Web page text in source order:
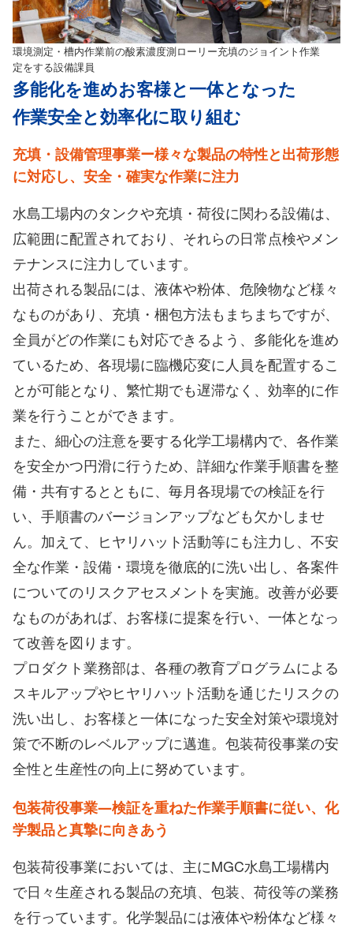
環境測定・槽内作業前の酸素濃度測
定をする設備課員
ローリー充填のジョイント作業
多能化を進めお客様と一体となった
作業安全と効率化に取り組む
充填・設備管理事業ー様々な製品の特性と出荷形態
に対応し、安全・確実な作業に注力
水島工場内のタンクや充填・荷役に関わる設備は、
広範囲に配置されており、それらの日常点検やメン
テナンスに注力しています。
出荷される製品には、液体や粉体、危険物など様々
なものがあり、充填・梱包方法もまちまちですが、
全員がどの作業にも対応できるよう、多能化を進め
ているため、各現場に臨機応変に人員を配置するこ
とが可能となり、繁忙期でも遅滞なく、効率的に作
業を行うことができます。
また、細心の注意を要する化学工場構内で、各作業
を安全かつ円滑に行うため、詳細な作業手順書を整
備・共有するとともに、毎月各現場での検証を行
い、手順書のバージョンアップなども欠かしませ
ん。加えて、ヒヤリハット活動等にも注力し、不安
全な作業・設備・環境を徹底的に洗い出し、各案件
についてのリスクアセスメントを実施。改善が必要
なものがあれば、お客様に提案を行い、一体となっ
て改善を図ります。
プロダクト業務部は、各種の教育プログラムによる
スキルアップやヒヤリハット活動を通じたリスクの
洗い出し、お客様と一体になった安全対策や環境対
策で不断のレベルアップに邁進。包装荷役事業の安
全性と生産性の向上に努めています。
包装荷役事業―検証を重ねた作業手順書に従い、 化
学製品と真摯に向きあう
包装荷役事業においては、主にMGC水島工場構内
で日々生産される製品の充填、包装、荷役等の業務
を行っています。化学製品には液体や粉体など様々